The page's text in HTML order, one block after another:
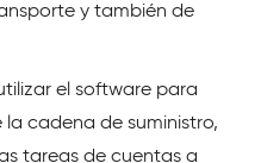
y también de
el software para
cadena de suministro,
tareas de cuentas a